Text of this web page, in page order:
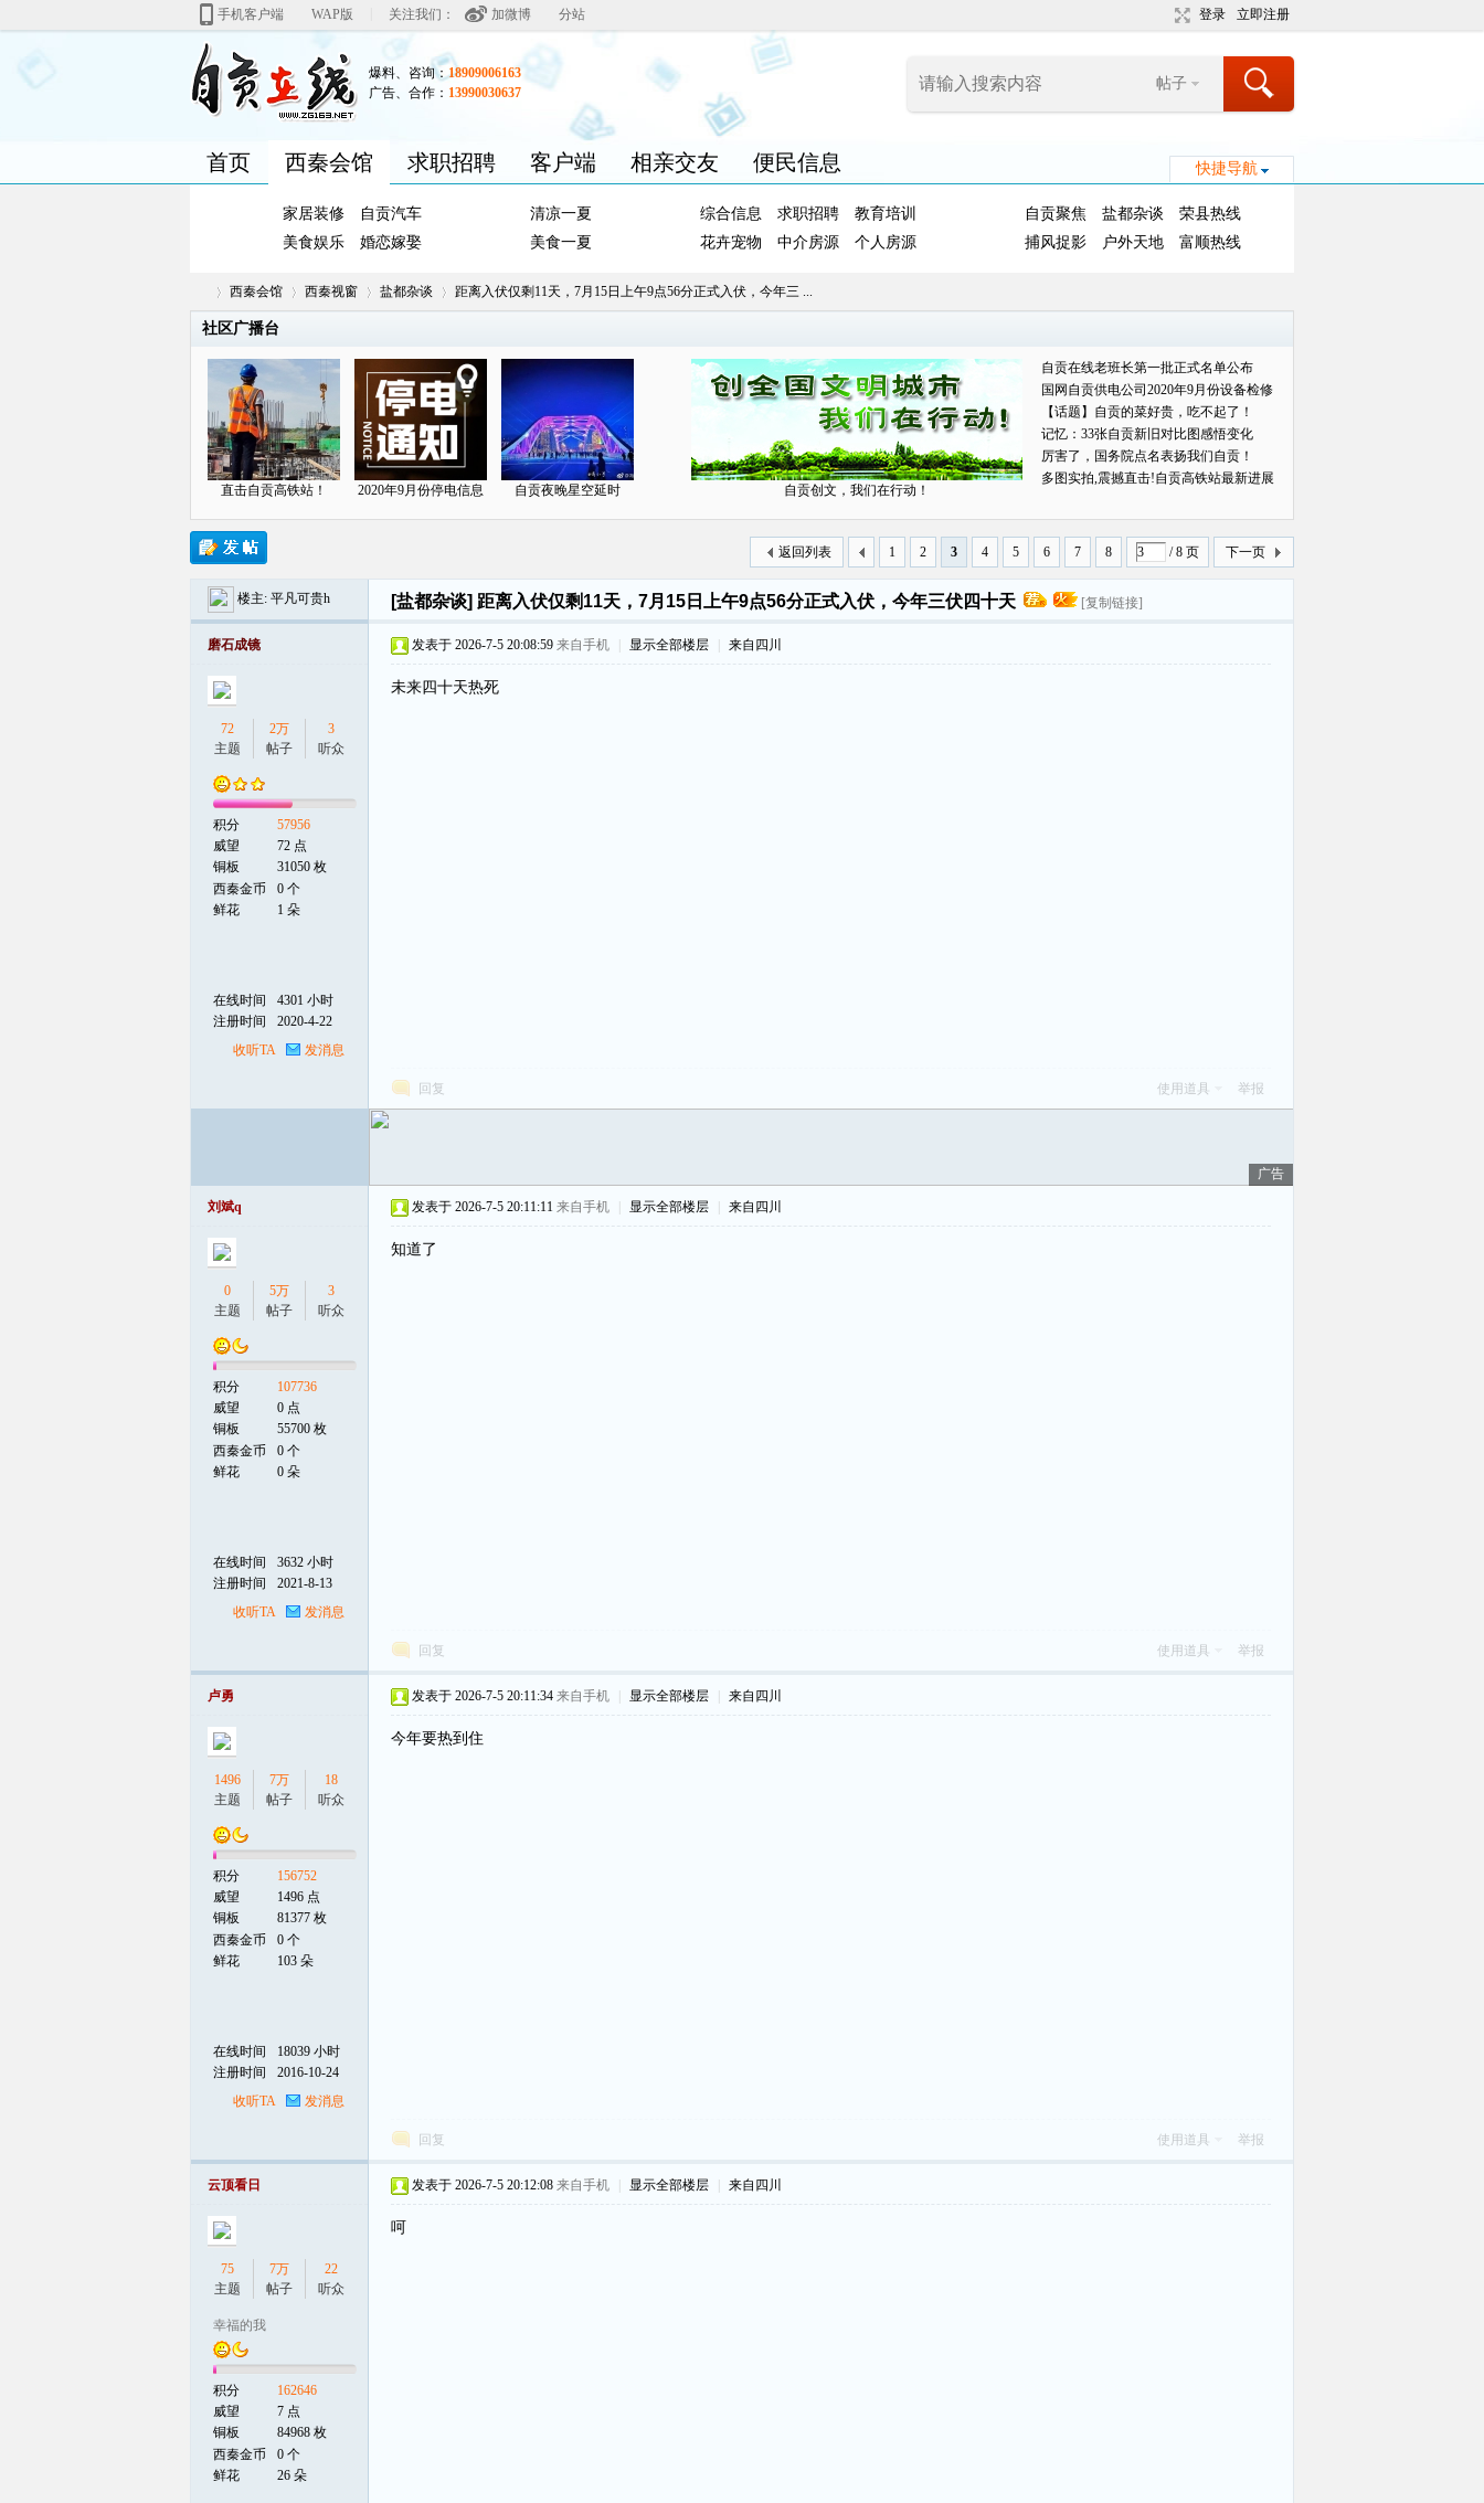
手机客户端 WAP版 关注我们： 加微博 分站 登录 立即注册
爆料、咨询：18909006163
广告、合作： 13990030637
帖子
快捷导航
首页 西秦会馆 求职招聘 客户端 相亲交友 便民信息
家居装修
自贡汽车
美食娱乐
婚恋嫁娶
清凉一夏
美食一夏
综合信息 求职招聘
教育培训
花卉宠物
中介房源 个人房源
自贡聚焦 盐都杂谈
荣县热线
捕风捉影
户外天地 富顺热线
西秦会馆 西秦视窗 盐都杂谈
›
距离入伏仅剩11天，7月15日上午9点56分正式入伏，今年三 ...
社区广播台
直击自贡高铁站！ 2020年9月份停电信息 自贡夜晚星空延时 自贡创文，我们在行动！
自贡在线老班长第一批正式名单公布
国网自贡供电公司2020年9月份设备检修
对外
【话题】自贡的菜好贵，吃不起了！
记忆：33张自贡新旧对比图感悟变化
厉害了，国务院点名表扬我们自贡！
多图实拍,震撼直击!自贡高铁站最新进展
1 2 3 4 5 6 7 8 / 8 页 下一页
返回列表
楼主: 平凡可贵h [盐都杂谈] 距离入伏仅剩11天，7月15日上午9点56分正式入伏，今年三伏四十天 [复制链接]
磨石成镜
72
主题
2万
帖子
3
听众
积分
57956
威望
72 点
铜板
31050 枚
西秦金币
0 个
鲜花
1 朵
在线时间
4301 小时
注册时间
2020-4-22
收听TA
发消息
发表于 2026-7-5 20:08:59 来自手机 显示全部楼层 来自四川
未来四十天热死
回复 使用道具 举报
广告
刘斌q
0
主题
5万
帖子
3
听众
积分
107736
威望
0 点
铜板
55700 枚
西秦金币
0 个
鲜花
0 朵
在线时间
3632 小时
注册时间
2021-8-13
收听TA
发消息
发表于 2026-7-5 20:11:11 来自手机 显示全部楼层 来自四川
知道了
回复 使用道具 举报
卢勇
1496
主题
7万
帖子
18
听众
积分
156752
威望
1496 点
铜板
81377 枚
西秦金币
0 个
鲜花
103 朵
在线时间
18039 小时
注册时间
2016-10-24
收听TA
发消息
发表于 2026-7-5 20:11:34 来自手机 显示全部楼层 来自四川
今年要热到住
回复 使用道具 举报
云顶看日
75
主题
7万
帖子
22
听众
幸福的我
积分
162646
威望
7 点
铜板
84968 枚
西秦金币
0 个
鲜花
26 朵
发表于 2026-7-5 20:12:08 来自手机 显示全部楼层 来自四川
呵